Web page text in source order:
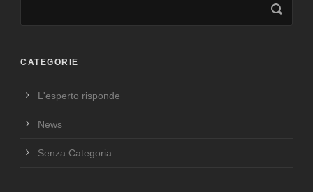
CATEGORIE
L'esperto risponde
News
Senza Categoria